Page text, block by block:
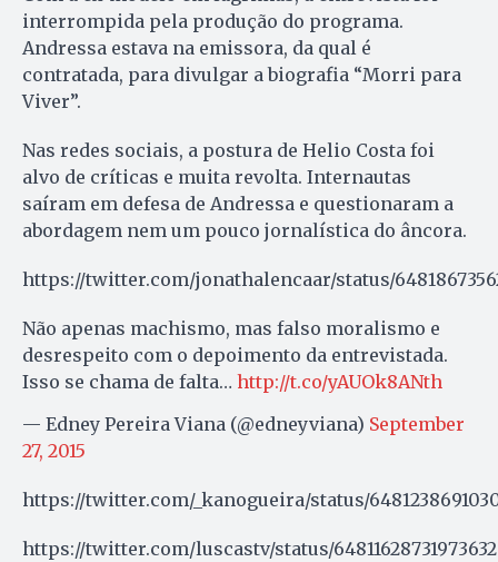
interrompida pela produção do programa.
Andressa estava na emissora, da qual é
contratada, para divulgar a biografia “Morri para
Viver”.
Nas redes sociais, a postura de Helio Costa foi
alvo de críticas e muita revolta. Internautas
saíram em defesa de Andressa e questionaram a
abordagem nem um pouco jornalística do âncora.
https://twitter.com/jonathalencaar/status/
Não apenas machismo, mas falso moralismo e
desrespeito com o depoimento da entrevistada.
Isso se chama de falta… http://t.co/yAUOk8ANth
— Edney Pereira Viana (@edneyviana) September
27, 2015
https://twitter.com/_kanogueira/status/
https://twitter.com/luscastv/status/